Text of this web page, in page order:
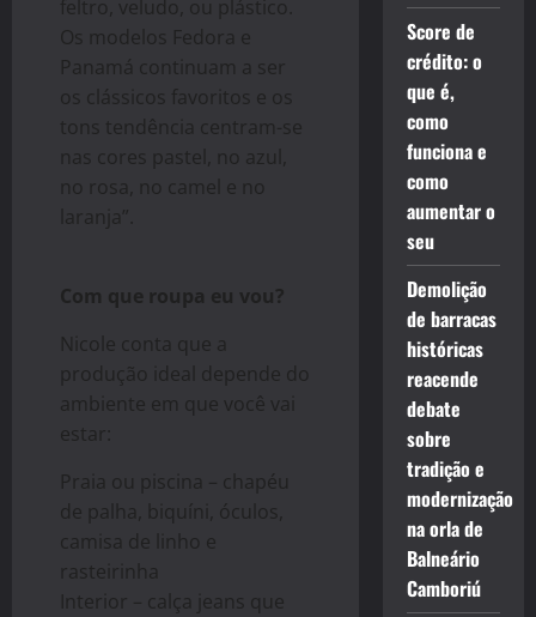
feltro, veludo, ou plástico.
Os modelos Fedora e
Panamá continuam a ser
os clássicos favoritos e os
tons tendência centram-se
nas cores pastel, no azul,
no rosa, no camel e no
laranja”.
Com que roupa eu vou?
Nicole conta que a
produção ideal depende do
ambiente em que você vai
estar:
Praia ou piscina – chapéu
de palha, biquíni, óculos,
camisa de linho e
rasteirinha
Interior – calça jeans que
Score de
crédito: o
que é,
como
funciona e
como
aumentar o
seu
Demolição
de barracas
históricas
reacende
debate
sobre
tradição e
modernização
na orla de
Balneário
Camboriú